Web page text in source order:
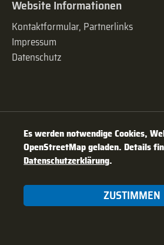
Website Informationen
Kontaktformular, Partnerlinks
Impressum
Datenschutz
Es werden notwendige Cookies,
OpenStreetMap geladen. Details
Datenschutzerklärung.
ZUSTIMMEN